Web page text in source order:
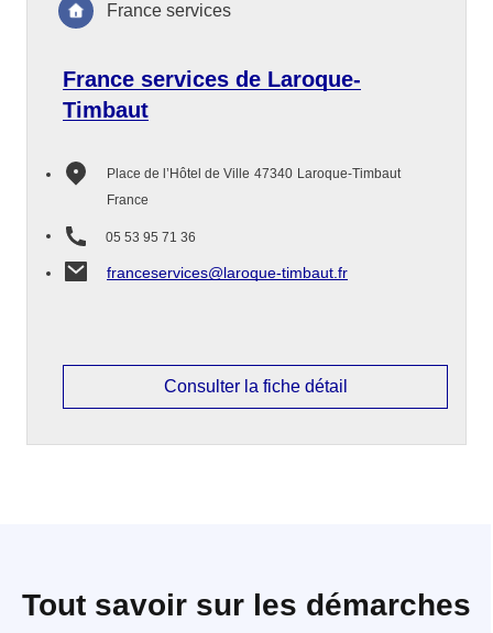
France services de Laroque-
Timbaut
Place de l’Hôtel de Ville 47340 Laroque-Timbaut
France
05 53 95 71 36
franceservices@laroque-timbaut.fr
France services
Consulter la fiche détail
Tout savoir sur les démarches